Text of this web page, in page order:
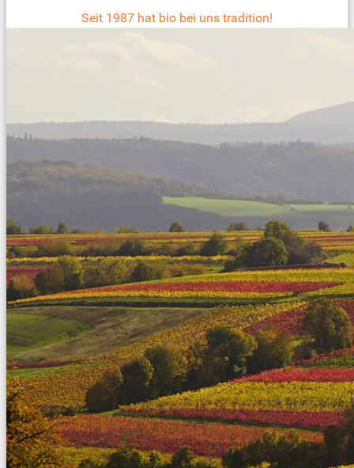
Seit 1987 hat bio bei uns tradition!